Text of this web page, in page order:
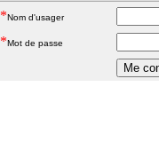
*Nom d'usager
*Mot de passe